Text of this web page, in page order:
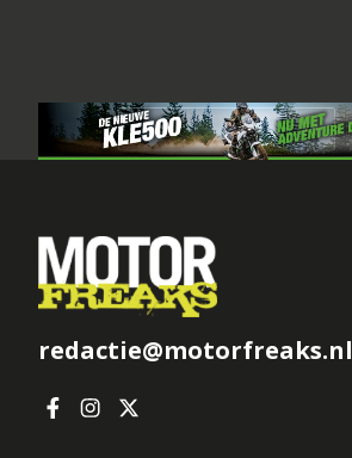
redactie@motorfreaks.nl